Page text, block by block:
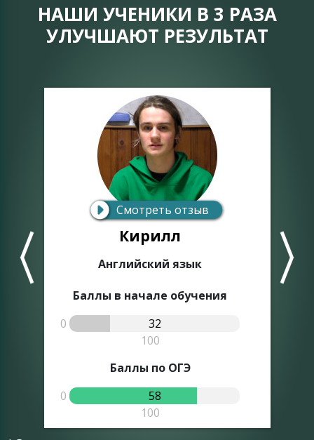
НАШИ УЧЕНИКИ В 3 РАЗА
УЛУЧШАЮТ РЕЗУЛЬТАТ
Смотреть отзыв
Кирилл
Английский язык
Баллы в начале обучения
0
32
100
Баллы по ОГЭ
0
58
100